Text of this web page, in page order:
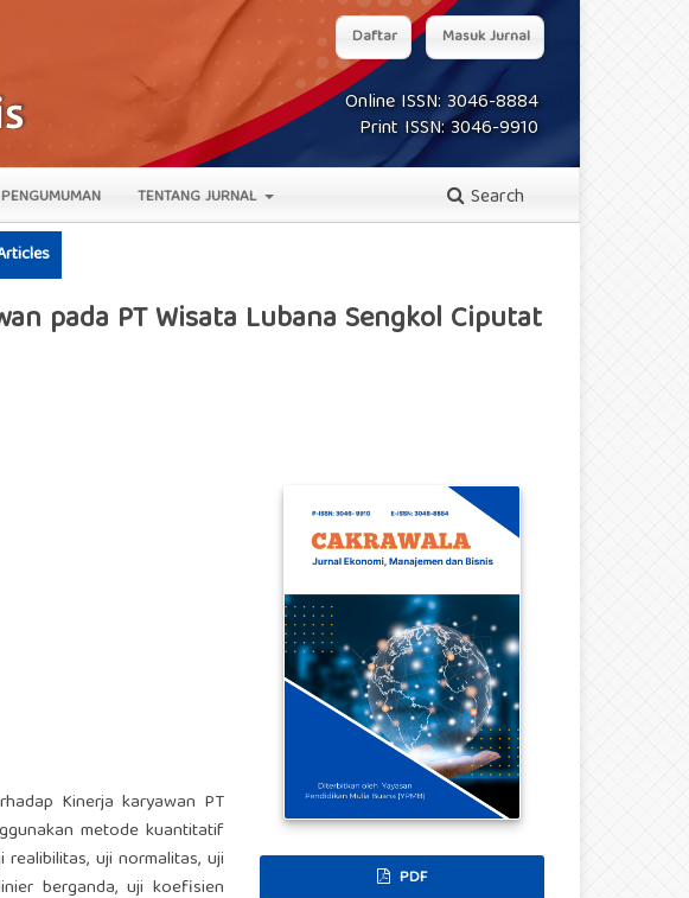
Online ISSN: 3046-8884
Print ISSN: 3046-9910
PENGUMUMAN TENTANG JURNAL Search
Daftar Masuk Jurnal
pada PT Wisata Lubana Sengkol Ciputat
Kinerja karyawan PT
metode kuantitatif
uji normalitas, uji
berganda, uji koefisien
PDF